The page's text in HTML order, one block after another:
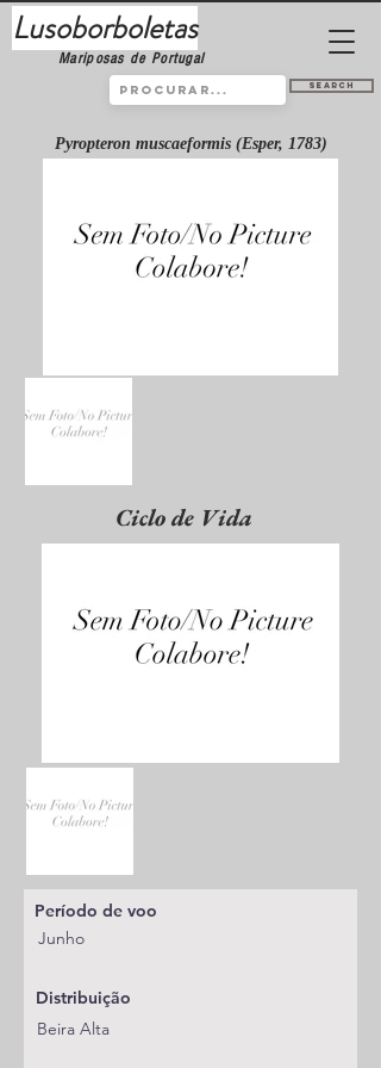
Lusoborboletas
Mariposas de Portugal
Search
Pyropteron muscaeformis (Esper, 1783)
Ciclo de Vida
Período de voo
Junho
Distribuição
Beira Alta